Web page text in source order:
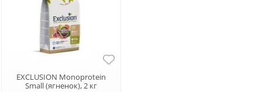
EXCLUSION Monoprotein
Small (ягненок), 2 кг